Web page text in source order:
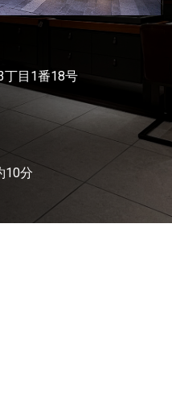
丁目1番18号
10分